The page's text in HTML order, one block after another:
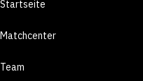
Startseite
Matchcenter
Team